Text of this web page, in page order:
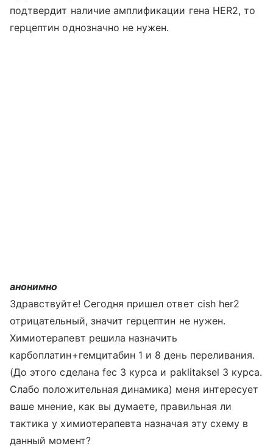
подтвердит наличие амплификации гена HER2, то
герцептин однозначно не нужен.
анонимно
Здравствуйте! Сегодня пришел ответ cish her2
отрицательный, значит герцептин не нужен.
Химиотерапевт решила назначить
карбоплатин+гемцитабин 1 и 8 день переливания.
(До этого сделана fec 3 курса и paklitaksel 3 курса.
Слабо положительная динамика) меня интересует
ваше мнение, как вы думаете, правильная ли
тактика у химиотерапевта назначая эту схему в
данный момент?